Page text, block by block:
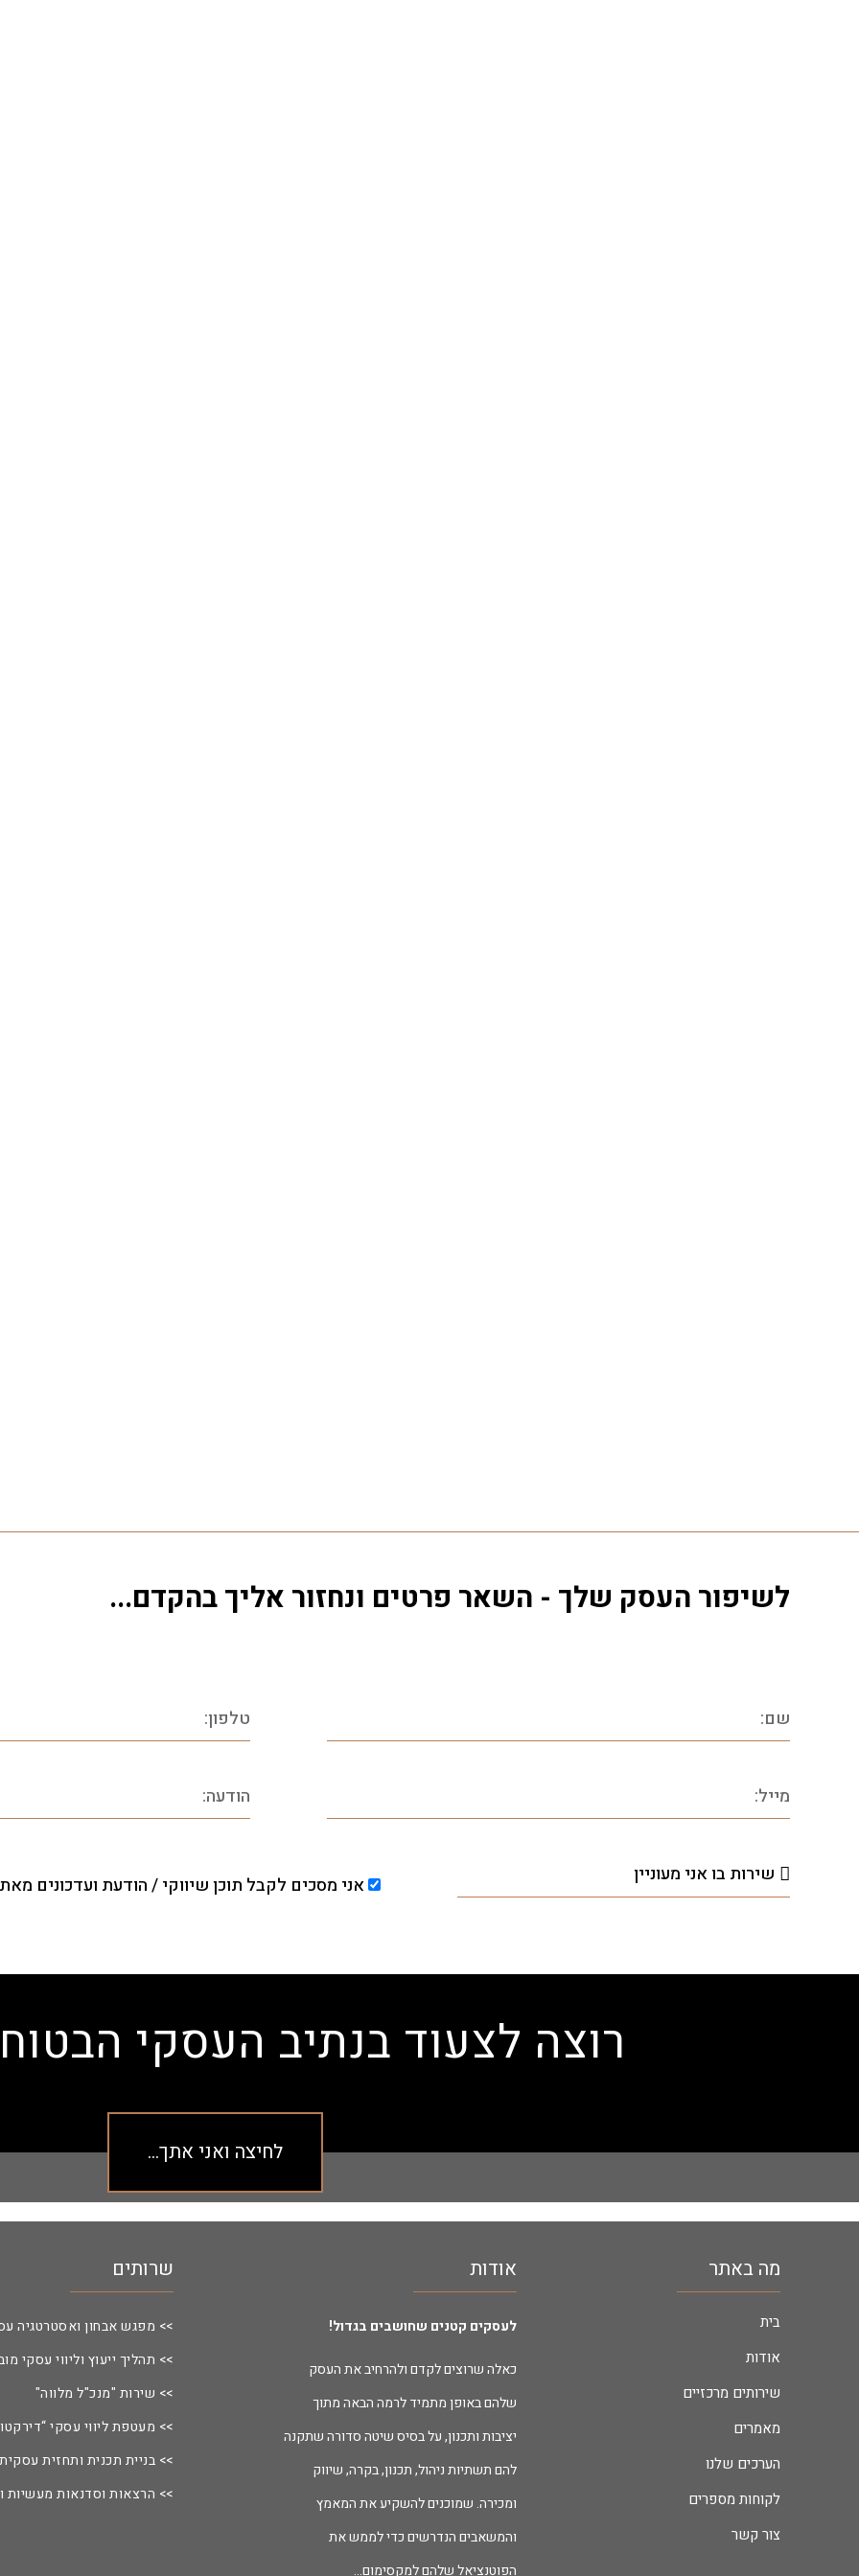
לשיפור העסק שלך - השאר פרטים ונחזור אליך בהקדם...
אני מסכים לקבל תוכן שיווקי / הודעת ועדכונים
רוצה לצעוד בנתיב העסקי
לחיצה ואני אתך...
מה באתר
בית
אודות
שירותים מרכזיים
מאמרים
הערכים שלנו
לקוחות מספרים
צור קשר
אודות
לעסקים קטנים שחושבים בגדול!
כאלה שרוצים לקדם ולהרחיב את העסק
שלהם באופן מתמיד לרמה הבאה מתוך
יציבות ותכנון, על בסיס שיטה סדורה שתקנה
להם תשתיות ניהול, תכנון, בקרה, שיווק
ומכירה. שמוכנים להשקיע את המאמץ
והמשאבים הנדרשים כדי לממש את
הפוטנציאל שלהם למקסימום…
שרותים
>> מפגש אבחון ואסטרטגיה
>> תהליך ייעוץ וליווי עסקי
>> שירות "מנכ"ל מלווה"
>> מעטפת ליווי עסקי
>> בניית תכנית ותחזית עסקית
>> הרצאות וסדנאות מעשיות